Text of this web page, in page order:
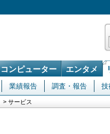
コンピューター エンタメ
業績報告 調査・報告 技
> サービス